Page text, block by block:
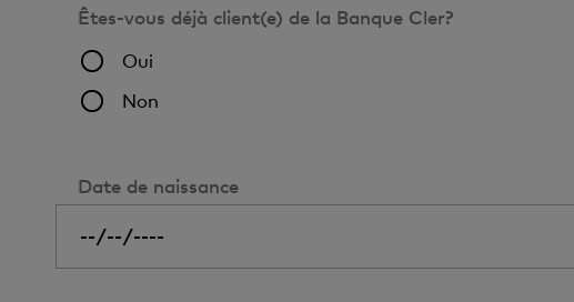
Êtes-vous déjà client(e) de la Banque Cler?
Oui
Non
Date de naissance